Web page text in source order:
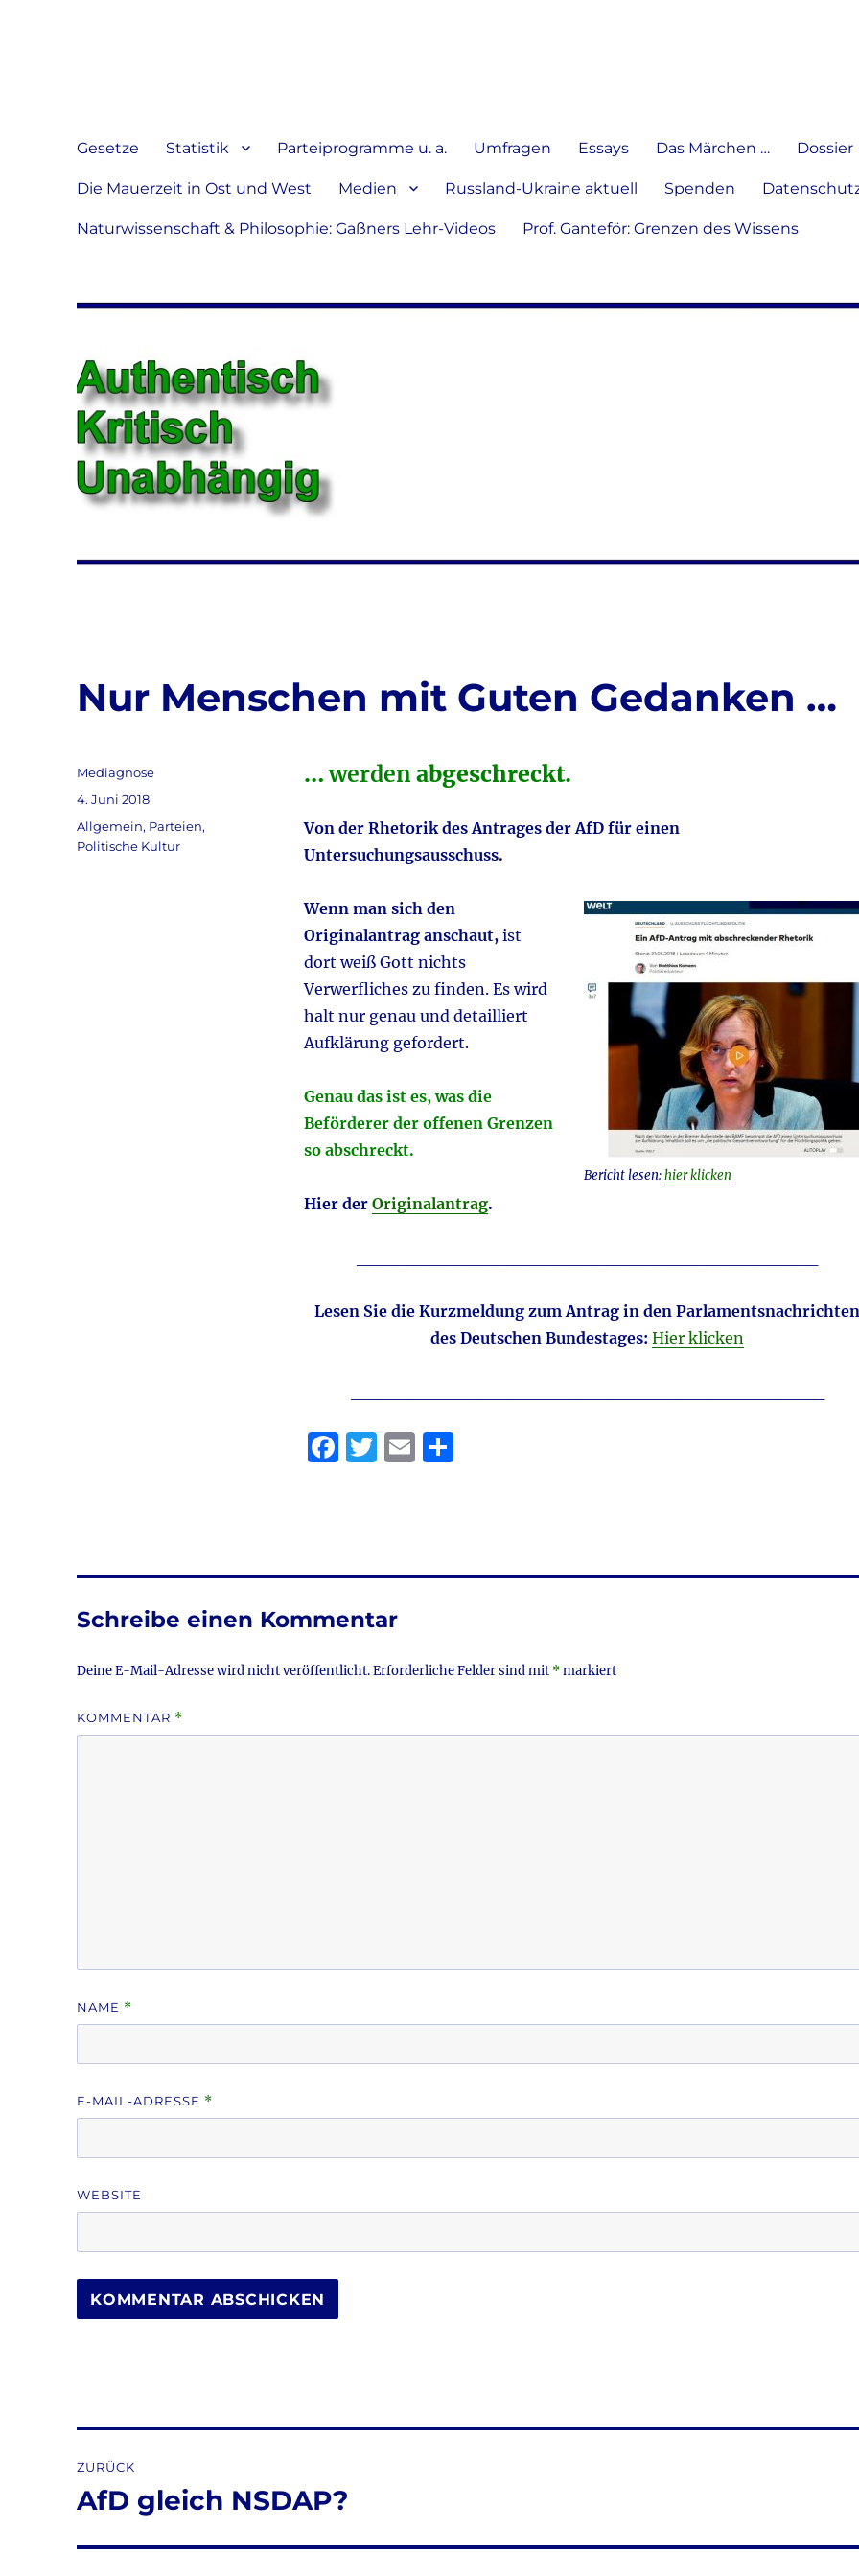
verbreiten
Gesetze Statistik Parteiprogramme u. a. Umfragen Essays Das Märchen … Dossier
Die Mauerzeit in Ost und West Medien Russland-Ukraine aktuell Spenden
Naturwissenschaft & Philosophie: Gaßners Lehr-Videos Prof. Ganteför: Grenzen des Wissens
Nur Menschen mit Guten Gedanken …
…werden abgeschreckt.
Von der Rhetorik des Antrages der AfD für einen
Untersuchungsausschuss.
Bericht lesen:hier klicken
Wenn man sich den
Originalantrag anschaut,ist
dort weiß Gott nichts
Verwerfliches zu finden. Es wird
halt nur genau und detailliert
Aufklärung gefordert.
Genau das ist es, was die
Beförderer der offenen Grenzen
so abschreckt.
Hier der Originalantrag.
Lesen Sie die Kurzmeldung zum Antrag in den
des Deutschen Bundestages: Hier klicken
F
b
o
k
T
r
E T
Autor
Mediagnose
Veröffentlicht
am
4. Juni 2018
Kategorien
Allgemein, Parteien,
Politische Kultur
Schreibe einen Kommentar
Deine E-Mail-Adresse wird nicht veröffentlicht.Erforderliche Felder sind mit *markiert
KOMMENTAR *
NAME *
E-MAIL-ADRESSE *
WEBSITE
ZURÜCK
Vorheriger
AfD gleich NSDAP?